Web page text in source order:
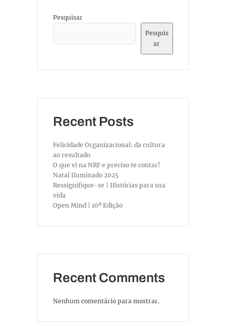
Pesquisar
Pesquis
ar
Recent Posts
Felicidade Organizacional: da cultura
ao resultado
O que vi na NRF e preciso te contar!
Natal Iluminado 2025
Ressignifique-se | Histórias para sua
vida
Open Mind | 10ª Edição
Recent Comments
Nenhum comentário para mostrar.